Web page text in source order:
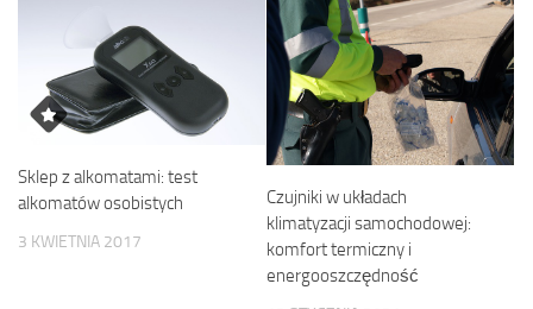
Sklep z alkomatami: test
alkomatów osobistych
3 KWIETNIA 2017
Czujniki w układach
klimatyzacji samochodowej:
komfort termiczny i
energooszczędność